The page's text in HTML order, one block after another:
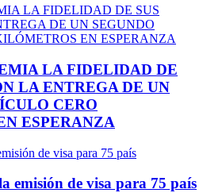
LA FIDELIDAD DE
LA ENTREGA DE UN
CERO
ESPERANZA
emisión de visa para 75 país